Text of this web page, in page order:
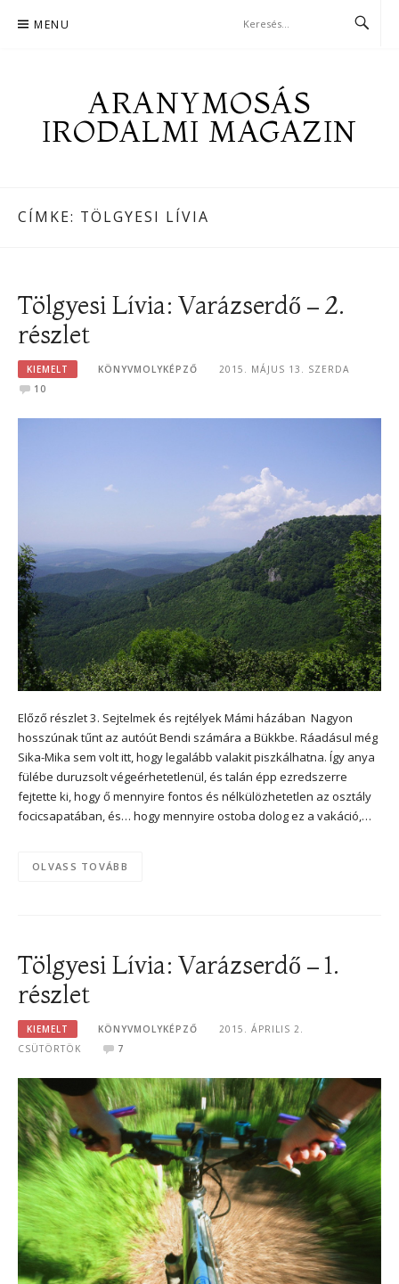
MENU
ARANYMOSÁS
IRODALMI MAGAZIN
CÍMKE: TÖLGYESI LÍVIA
Tölgyesi Lívia: Varázserdő – 2.
részlet
KIEMELT KÖNYVMOLYKÉPZŐ
2015. MÁJUS 13. SZERDA
10
Előző részlet 3. Sejtelmek és rejtélyek Mámi házában Nagyon
hosszúnak tűnt az autóút Bendi számára a Bükkbe. Ráadásul még
Sika-Mika sem volt itt, hogy legalább valakit piszkálhatna. Így anya
fülébe duruzsolt végeérhetetlenül, és talán épp ezredszerre
fejtette ki, hogy ő mennyire fontos és nélkülözhetetlen az osztály
focicsapatában, és… hogy mennyire ostoba dolog ez a vakáció,…
OLVASS TOVÁBB
Tölgyesi Lívia: Varázserdő – 1.
részlet
KIEMELT KÖNYVMOLYKÉPZŐ
2015. ÁPRILIS 2.
CSÜTÖRTÖK
7